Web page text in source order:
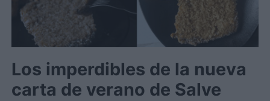
Los imperdibles de la nueva
carta de verano de Salve